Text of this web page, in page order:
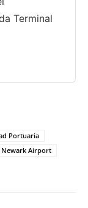
Terminal
Portuaria
Newark Airport